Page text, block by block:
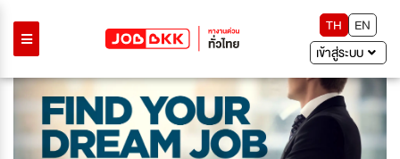
TH
EN
เข้าสู่ระบบ